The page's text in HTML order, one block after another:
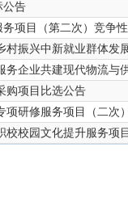
公告
项目（第二次）竞争
振兴中新就业群体发
务企业共建现代物流与
购项目比选公告
项研修服务项目（二次
校园文化提升服务项